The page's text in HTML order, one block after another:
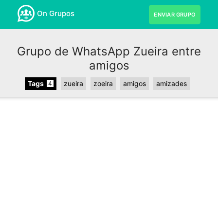
On Grupos ENVIAR GRUPO
Grupo de WhatsApp Zueira entre
amigos
Tags 4 zueira zoeira amigos amizades